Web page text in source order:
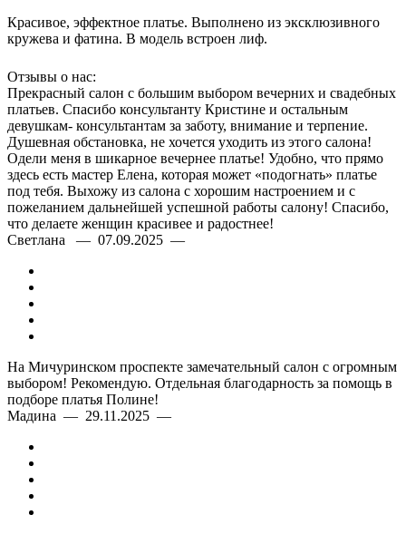
Красивое, эффектное платье. Выполнено из эксклюзивного
кружева и фатина. В модель встроен лиф.
Отзывы о нас:
Прекрасный салон с большим выбором вечерних и свадебных
платьев. Спасибо консультанту Кристине и остальным
девушкам- консультантам за заботу, внимание и терпение.
Душевная обстановка, не хочется уходить из этого салона!
Одели меня в шикарное вечернее платье! Удобно, что прямо
здесь есть мастер Елена, которая может «подогнать» платье
под тебя. Выхожу из салона с хорошим настроением и с
пожеланием дальнейшей успешной работы салону! Спасибо,
что делаете женщин красивее и радостнее!
Светлана — 07.09.2025 —
На Мичуринском проспекте замечательный салон с огромным
выбором! Рекомендую. Отдельная благодарность за помощь в
подборе платья Полине!
Мадина — 29.11.2025 —